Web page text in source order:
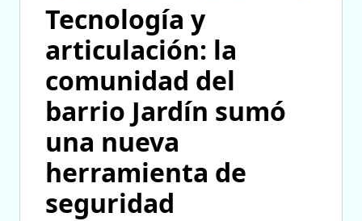
Tecnología y
articulación: la
comunidad del
barrio Jardín sumó
una nueva
herramienta de
seguridad